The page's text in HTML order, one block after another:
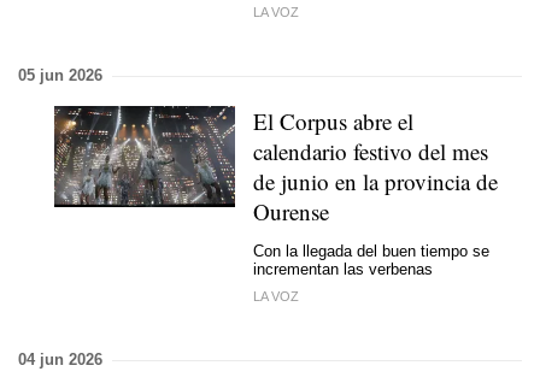
LA VOZ
05 jun 2026
El Corpus abre el
calendario festivo del mes
de junio en la provincia de
Ourense
Con la llegada del buen tiempo se
incrementan las verbenas
LA VOZ
04 jun 2026